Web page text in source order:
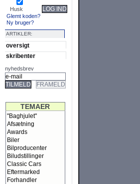
Husk LOG IND
Glemt koden?
Ny bruger?
ARTIKLER:
oversigt
skribenter
nyhedsbrev
TILMELD FRAMELD
TEMAER
"Baghjulet"
Afsætning
Awards
Biler
Bilproducenter
Biludstillinger
Classic Cars
Eftermarked
Forhandler